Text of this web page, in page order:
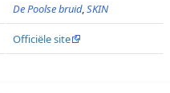
De Poolse bruid,SKIN
Officiële site